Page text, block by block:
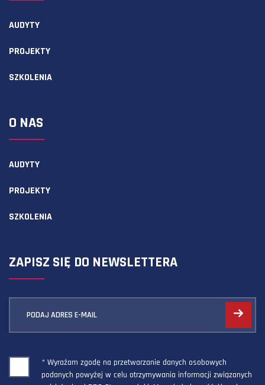
AUDYTY
PROJEKTY
SZKOLENIA
O NAS
AUDYTY
PROJEKTY
SZKOLENIA
ZAPISZ SIĘ DO NEWSLETTERA
PODAJ ADRES E-MAIL
* Wyrażam zgodę na przetwarzanie danych osobowych
podanych powyżej w celu otrzymywania informacji związanych